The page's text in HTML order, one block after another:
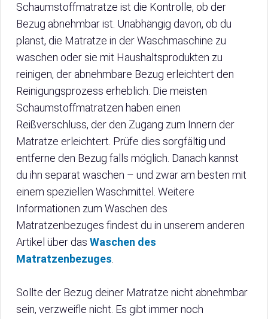
Schaumstoffmatratze ist die Kontrolle, ob der
Bezug abnehmbar ist. Unabhängig davon, ob du
planst, die Matratze in der Waschmaschine zu
waschen oder sie mit Haushaltsprodukten zu
reinigen, der abnehmbare Bezug erleichtert den
Reinigungsprozess erheblich. Die meisten
Schaumstoffmatratzen haben einen
Reißverschluss, der den Zugang zum Innern der
Matratze erleichtert. Prüfe dies sorgfältig und
entferne den Bezug falls möglich. Danach kannst
du ihn separat waschen – und zwar am besten mit
einem speziellen Waschmittel. Weitere
Informationen zum Waschen des
Matratzenbezuges findest du in unserem anderen
Artikel über das Waschen des
Matratzenbezuges
Sollte der Bezug deiner Matratze nicht abnehmbar
sein, verzweifle nicht. Es gibt immer noch